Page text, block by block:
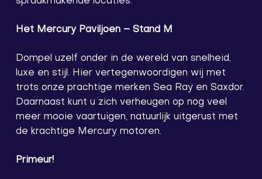
Het Mercury Paviljoen – Stand M
Dompel uzelf onder in de wereld van snelheid,
luxe en stijl. Hier vertegenwoordigen wij met
trots onze prachtige merken Sea Ray en Saxdor.
Daarnaast kunt u zich verheugen op nog veel
meer mooie vaartuigen, natuurlijk uitgerust met
de krachtige Mercury motoren.
Primeur!